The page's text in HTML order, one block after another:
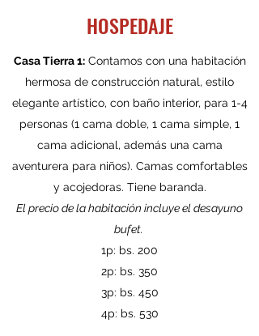
HOSPEDAJE
Casa Tierra 1:Contamos con una habitación
hermosa de construcción natural, estilo
elegante artístico, con baño interior, para 1-4
personas (1 cama doble, 1 cama simple, 1
cama adicional, además una cama
aventurera para niños). Camas comfortables
y acojedoras. Tiene baranda.
El precio de la habitación incluye el desayuno
bufet.
1p: bs. 200
2p: bs. 350
3p: bs. 450
4p: bs. 530